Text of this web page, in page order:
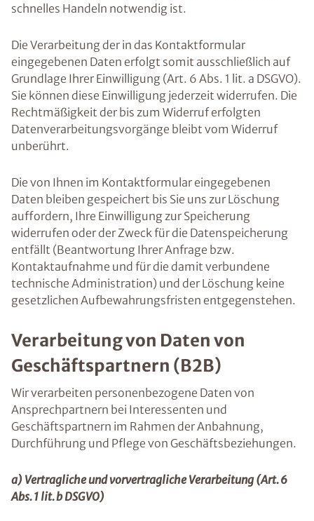
schnelles Handeln notwendig ist.
Die Verarbeitung der in das Kontaktformular
eingegebenen Daten erfolgt somit ausschließlich auf
Grundlage Ihrer Einwilligung (Art. 6 Abs. 1 lit. a DSGVO).
Sie können diese Einwilligung jederzeit widerrufen. Die
Rechtmäßigkeit der bis zum Widerruf erfolgten
Datenverarbeitungsvorgänge bleibt vom Widerruf
unberührt.
Die von Ihnen im Kontaktformular eingegebenen
Daten bleiben gespeichert bis Sie uns zur Löschung
auffordern, Ihre Einwilligung zur Speicherung
widerrufen oder der Zweck für die Datenspeicherung
entfällt (Beantwortung Ihrer Anfrage bzw.
Kontaktaufnahme und für die damit verbundene
technische Administration) und der Löschung keine
gesetzlichen Aufbewahrungsfristen entgegenstehen.
Verarbeitung von Daten von
Geschäftspartnern (B2B)
Wir verarbeiten personenbezogene Daten von
Ansprechpartnern bei Interessenten und
Geschäftspartnern im Rahmen der Anbahnung,
Durchführung und Pflege von Geschäftsbeziehungen.
a) Vertragliche und vorvertragliche Verarbeitung (Art. 6
Abs. 1 lit. b DSGVO)